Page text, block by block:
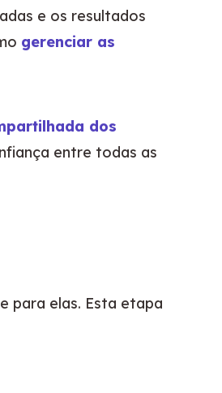
e os resultados
gerenciar as
dos
entre todas as
para elas. Esta etapa